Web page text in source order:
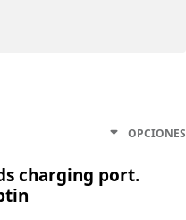
OPCIONES
charging port.